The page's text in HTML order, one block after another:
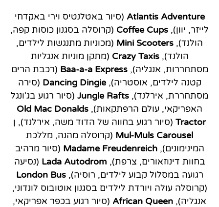
Atlantis Adventure (סיור באטלנטיס וירי באקדחי
לייזר, יוון), Coffee Cups (קרוסלה בסגנון כוסות קפה,
הולנד), Mini Scooters (מכוניות מתנגשות לילדים,
הולנד),Crazy Taxis (מתקן מוניות אנגליות
מסתחררות, אנגליה),Baa-a-a Express (רכבת הרים
קטנה לילדים, אוסטריה),Dancing Dingie (סירה
מסתחררת, אירלנד), Jungle Rafts (סיור רגוע בג'ונגל
האפריקאי, עולם הרפתקאות), Old Mac Donalds
Tractor (סיור רגוע בחווה של הדוד משה, אירלנד), ן
Mul-Muls Carousel (קרוסלה מהנה, מללכת
המינימונים),Madame Freudenreich (סיור מרהיב
בחוות דינוזאורים, צרפת),
(נסיעה
רגועה במסלול קבוע לילדים, רוסיה),London Bus
(קרוסלה עולה ויורדת לילדים בסגנון אוטובוס לונדוני,
אנגליה),
African Queen
(סיור רגוע בכפר אפריקאי,